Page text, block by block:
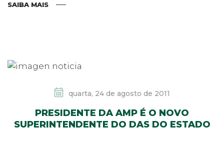
SAIBA MAIS
quarta, 24 de agosto de 2011
PRESIDENTE DA AMP É O NOVO
SUPERINTENDENTE DO DAS DO ESTADO